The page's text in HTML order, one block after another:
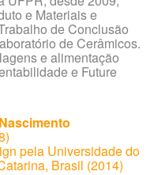
e Materiais e
de Conclusão
de Cerâmicos.
e alimentação
e Future
pela Universidade do
Brasil (2014)